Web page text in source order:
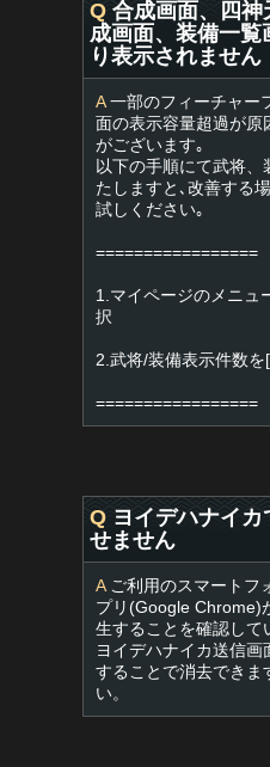
Q 合成画面、四
成画面、装備一
り表示されません
A一部のフィーチャー
面の表示容量超過が原
がございます｡
以下の手順にて武将
たしますと､改善する
試しください｡
=================
1.マイページのメニュ
択
2.武将/装備表示件数
=================
Q ヨイデハナイ
せません
Aご利用のスマートフ
プリ(Google Chrome)
生することを確認して
ヨイデハナイカ送信
することで消去できま
い。